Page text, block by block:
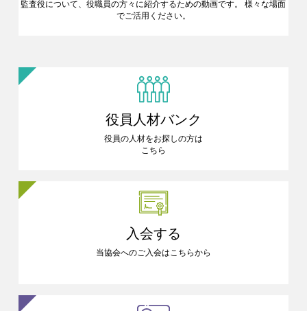
監査役について、役職員の方々に紹介するための動画です。
様々な場面
でご活用ください。
役員人材バンク
役員の人材をお探しの方は
こちら
入会する
当協会へのご入会はこちらから